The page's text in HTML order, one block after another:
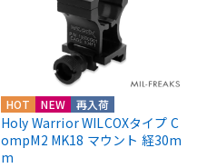
HOT NEW 再入荷
Holy Warrior WILCOXタイプ C
ompM2 MK18 マウント 経30m
m